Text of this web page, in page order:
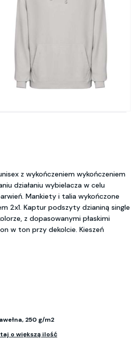
z wykończeniem wykończeniem
działaniu wybielacza w celu
Mankiety i talia wykończone
2x1. Kaptur podszyty dzianiną single
z dopasowanymi płaskimi
w ton przy dekolcie. Kieszeń
250 g/m2
o większą ilość